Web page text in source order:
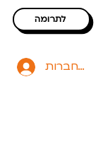
לתרומה
להתחברות